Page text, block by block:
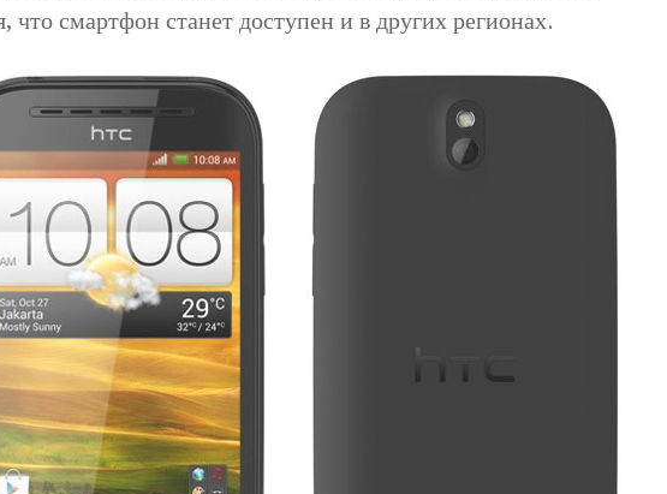
что смартфон станет доступен и в других регионах.